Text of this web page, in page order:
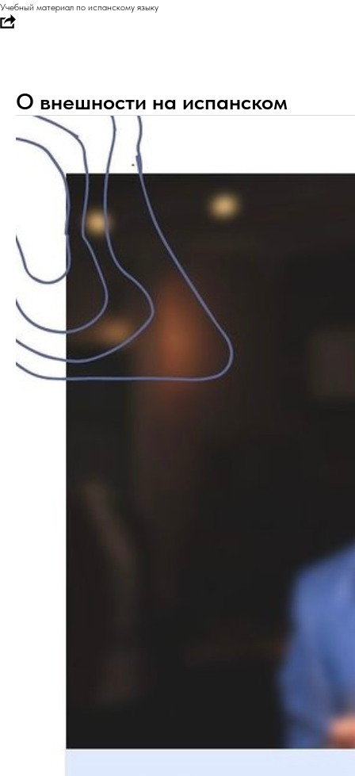
Учебный материал по испанскому языку
О внешности на испанском